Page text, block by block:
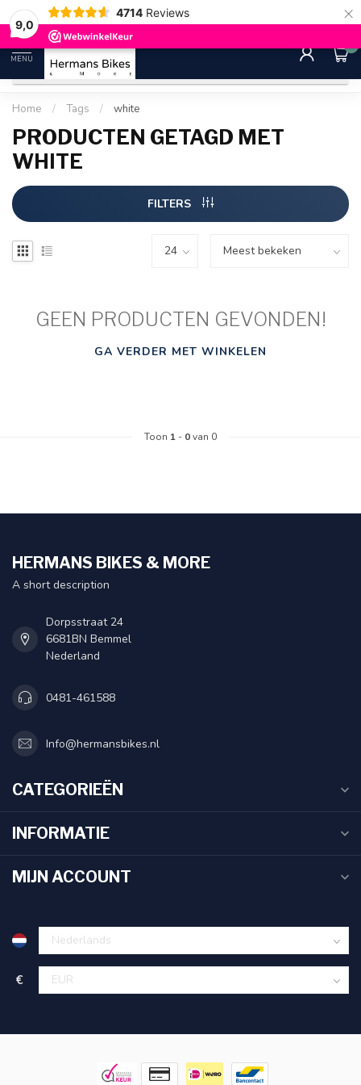
9,0
4714 Reviews ×
30 dagen bedenktijd Gratis
MENU
0
Home / Tags / white
PRODUCTEN GETAGD MET
WHITE
FILTERS
GEEN PRODUCTEN GEVONDEN!
GA VERDER MET WINKELEN
Toon 1 - 0van 0
HERMANS BIKES & MORE
A short description
Dorpsstraat 24
6681BN Bemmel
Nederland
0481-461588
Info@hermansbikes.nl
CATEGORIEËN
INFORMATIE
MIJN ACCOUNT
€